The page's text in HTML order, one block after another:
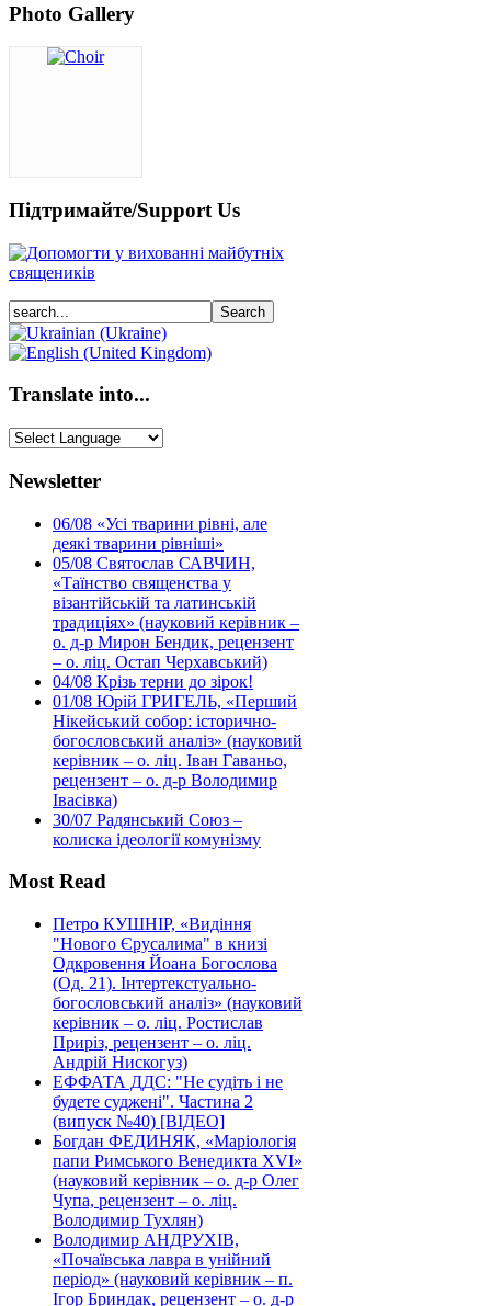
Photo Gallery
Підтримайте/Support Us
Translate into...
Newsletter
06/08 «Усі тварини рівні, але
деякі тварини рівніші»
05/08 Святослав САВЧИН,
«Таїнство священства у
візантійській та латинській
традиціях» (науковий керівник –
о. д-р Мирон Бендик, рецензент
– о. ліц. Остап Черхавський)
04/08 Крізь терни до зірок!
01/08 Юрій ГРИГЕЛЬ, «Перший
Нікейський собор: історично-
богословський аналіз» (науковий
керівник – о. ліц. Іван Гаваньо,
рецензент – о. д-р Володимир
Івасівка)
30/07 Радянський Союз –
колиска ідеології комунізму
Most Read
Петро КУШНІР, «Видіння
"Нового Єрусалима" в книзі
Одкровення Йоана Богослова
(Од. 21). Інтертекстуально-
богословський аналіз» (науковий
керівник – о. ліц. Ростислав
Приріз, рецензент – о. ліц.
Андрій Нискогуз)
ЕФФАТА ДДС: "Не судіть і не
будете суджені". Частина 2
(випуск №40) [ВІДЕО]
Богдан ФЕДИНЯК, «Маріологія
папи Римського Венедикта XVI»
(науковий керівник – о. д-р Олег
Чупа, рецензент – о. ліц.
Володимир Тухлян)
Володимир АНДРУХІВ,
«Почаївська лавра в унійний
період» (науковий керівник – п.
Ігор Бриндак, рецензент – о. д-р